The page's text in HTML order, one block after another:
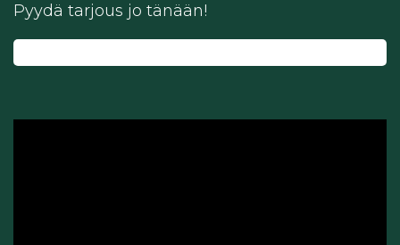
Pyydä tarjous jo tänään!